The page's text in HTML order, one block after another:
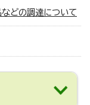
どの調達について